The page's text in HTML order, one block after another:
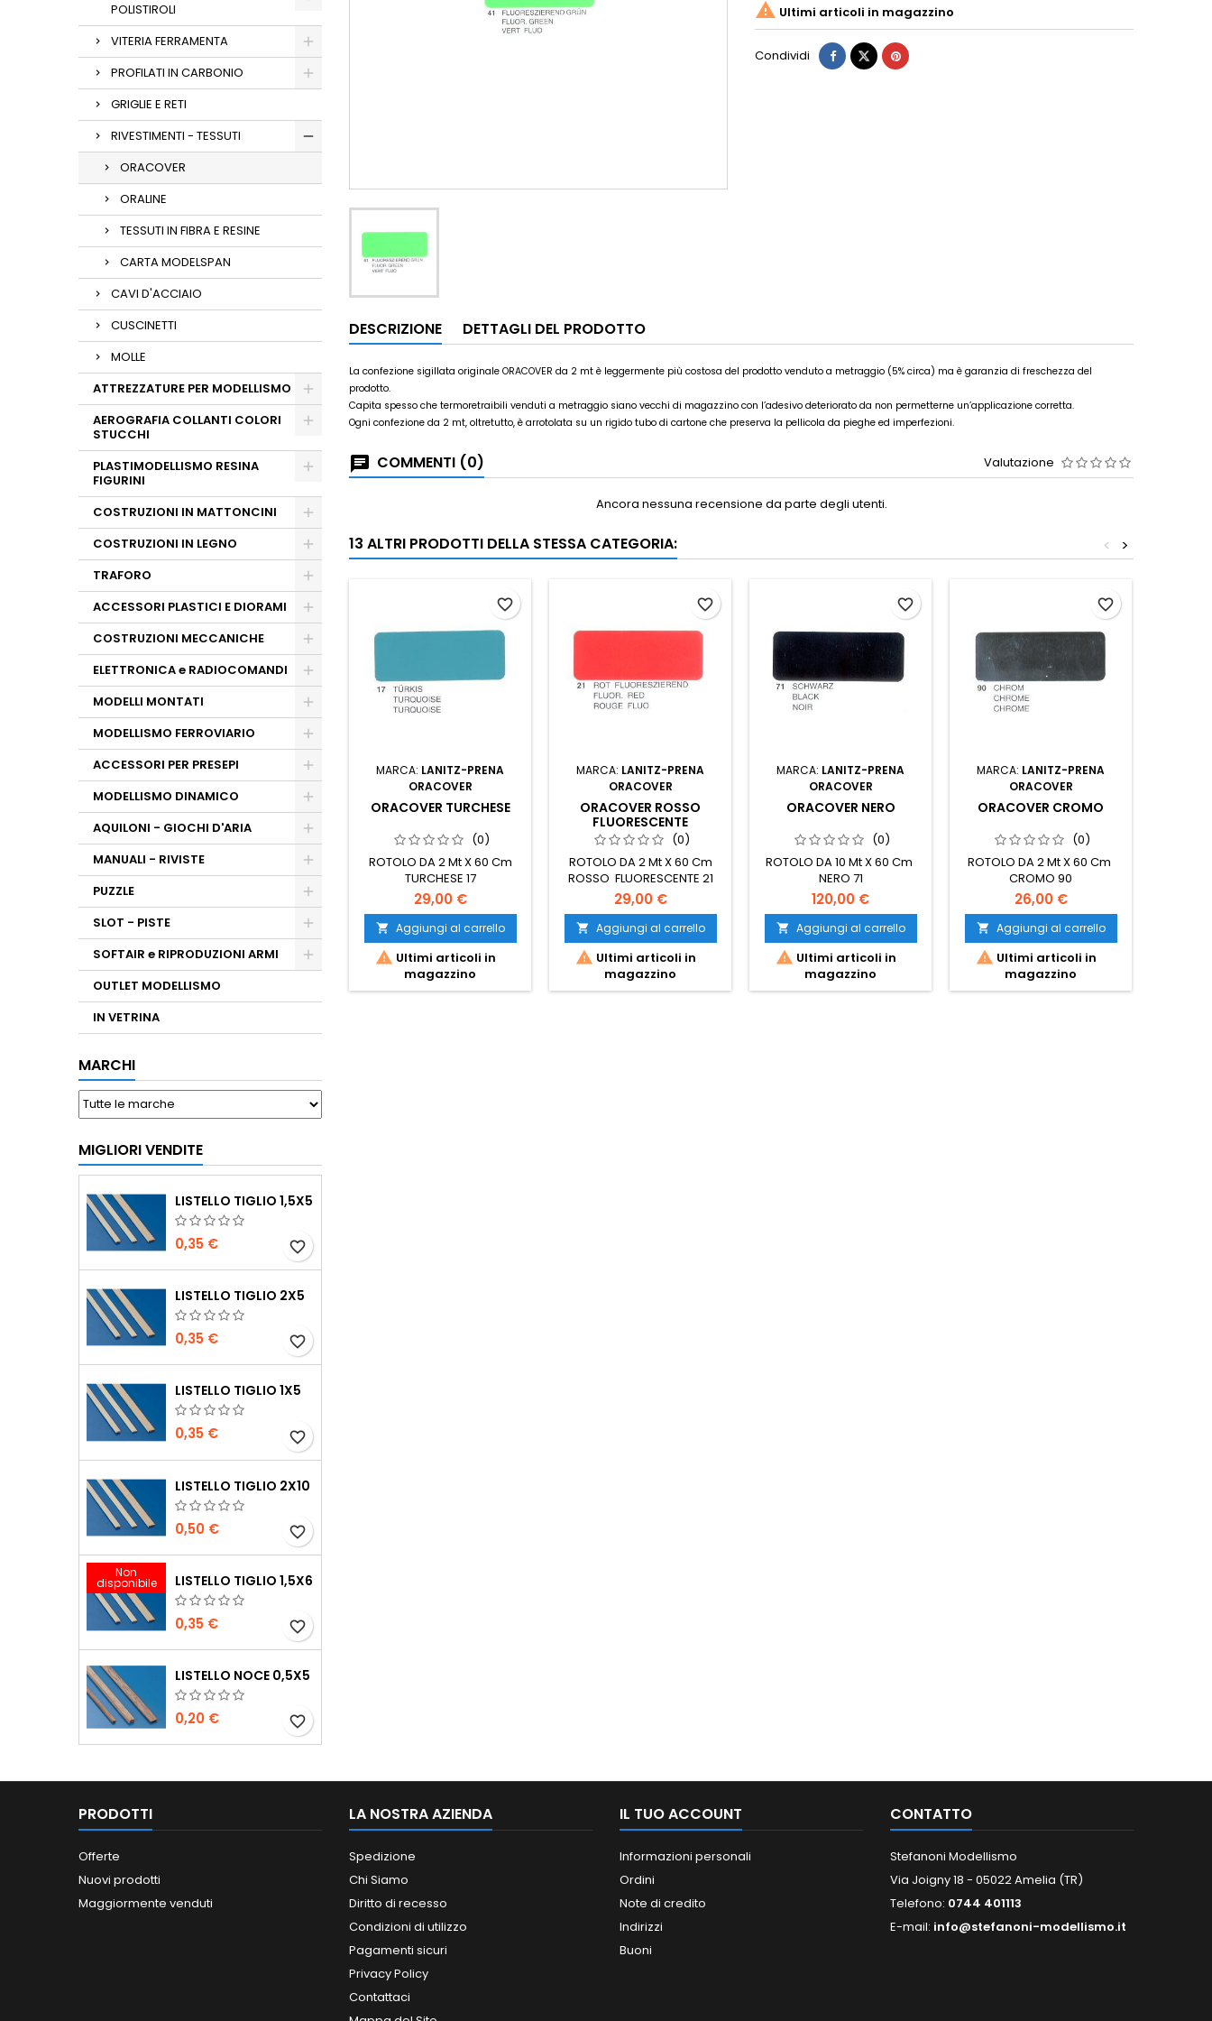
POLISTIROLI
VITERIA FERRAMENTA
PROFILATI IN CARBONIO
GRIGLIE E RETI
RIVESTIMENTI - TESSUTI
ORACOVER
ORALINE
TESSUTI IN FIBRA E RESINE
CARTA MODELSPAN
CAVI D'ACCIAIO
CUSCINETTI
MOLLE
ATTREZZATURE PER MODELLISMO
AEROGRAFIA COLLANTI COLORI
STUCCHI
PLASTIMODELLISMO RESINA
FIGURINI
COSTRUZIONI IN MATTONCINI
COSTRUZIONI IN LEGNO
TRAFORO
ACCESSORI PLASTICI E DIORAMI
COSTRUZIONI MECCANICHE
ELETTRONICA e RADIOCOMANDI
MODELLI MONTATI
MODELLISMO FERROVIARIO
ACCESSORI PER PRESEPI
MODELLISMO DINAMICO
AQUILONI - GIOCHI D'ARIA
MANUALI - RIVISTE
PUZZLE
SLOT - PISTE
SOFTAIR e RIPRODUZIONI ARMI
OUTLET MODELLISMO
IN VETRINA
MARCHI
MIGLIORI VENDITE
LISTELLO TIGLIO 1,5X5
0,35 € favorite_border
LISTELLO TIGLIO 2X5
0,35 € favorite_border
LISTELLO TIGLIO 1X5
0,35 € favorite_border
LISTELLO TIGLIO 2X10
0,50 € favorite_border
Non
disponibile LISTELLO TIGLIO 1,5X6
0,35 € favorite_border
LISTELLO NOCE 0,5X5
0,20 € favorite_border
 Ultimi articoli in magazzino
Condividi
DESCRIZIONE DETTAGLI DEL PRODOTTO
La confezione sigillata originale ORACOVER da 2 mt è leggermente più costosa del prodotto venduto a metraggio (5% circa) ma è garanzia di freschezza del
prodotto.
Capita spesso che termoretraibili venduti a metraggio siano vecchi di magazzino con l’adesivo deteriorato da non permetterne un’applicazione corretta.
Ogni confezione da 2 mt, oltretutto, è arrotolata su un rigido tubo di cartone che preserva la pellicola da pieghe ed imperfezioni.
COMMENTI (0) Valutazione
Ancora nessuna recensione da parte degli utenti.
13 ALTRI PRODOTTI DELLA STESSA CATEGORIA: >
<
MARCA: LANITZ-PRENA
ORACOVER
ORACOVER TURCHESE
(0)
ROTOLO DA 2 Mt X 60 Cm
TURCHESE 17
29,00 €
 Aggiungi al carrello
 Ultimi articoli in
magazzino
favorite_border
MARCA: LANITZ-PRENA
ORACOVER
ORACOVER ROSSO
FLUORESCENTE
(0)
ROTOLO DA 2 Mt X 60 Cm
ROSSO FLUORESCENTE 21
29,00 €
 Aggiungi al carrello
 Ultimi articoli in
magazzino
favorite_border
MARCA: LANITZ-PRENA
ORACOVER
ORACOVER NERO
(0)
ROTOLO DA 10 Mt X 60 Cm
NERO 71
120,00 €
 Aggiungi al carrello
 Ultimi articoli in
magazzino
favorite_border
MARCA: LANITZ-PRENA
ORACOVER
ORACOVER CROMO
(0)
ROTOLO DA 2 Mt X 60 Cm
CROMO 90
26,00 €
 Aggiungi al carrello
 Ultimi articoli in
magazzino
favorite_border
PRODOTTI
Offerte
Nuovi prodotti
Maggiormente venduti
LA NOSTRA AZIENDA
Spedizione
Chi Siamo
Diritto di recesso
Condizioni di utilizzo
Pagamenti sicuri
Privacy Policy
Contattaci
IL TUO ACCOUNT
Informazioni personali
Ordini
Note di credito
Indirizzi
Buoni
CONTATTO
Stefanoni Modellismo
Via Joigny 18 - 05022 Amelia (TR)
Telefono: 0744 401113
E-mail: info@stefanoni-modellismo.it